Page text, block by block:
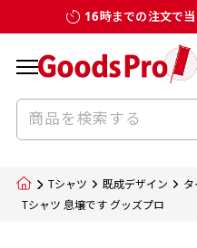
16時までの注文で
Tシャツ 既成デザイン
Tシャツ 息壌です グッズプロ
お客様からのデータ
する場合
入稿いただくデー
のデータとさせてい
デザイン変更なしでの
ルで製品デザインを
指します。当グッズプ
のぼり旗のデザインを
のぼり旗のデザイン
上側にポールを通す
サ
既製品のサイズにつ
お客様オリジナルサ
につきましてはお気軽
サ
既製品のサイズにつ
お客様オリジナルサ
につきましてはお気軽
一般的にはチチの位
ポールに通す際には
が左右どちらでもの
のぼり旗のチチにつ
一般的にはチチの位
ポールに通す際には
が左右どちらでもの
補強縫製って何？
補強縫製とはヒート
をあげるために折り
の影響を受けやすい
生
スリット（切
スリット（切り込み
疑似的にのれんのよ
法です。